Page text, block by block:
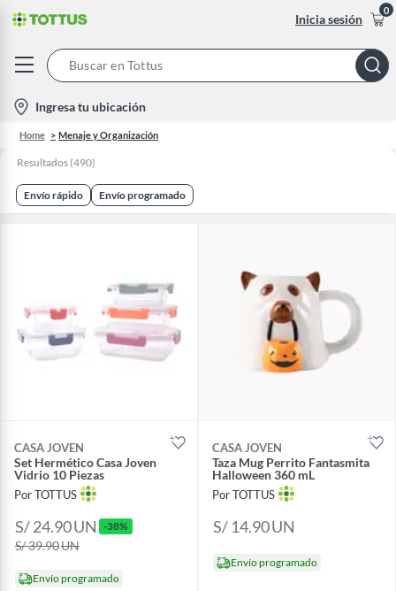
Inicia sesión
0
Bar
location-
icon
Ingresa tu ubicación
Home Menaje y Organización
Resultados (490)
Envío rápido Envío programado
CASA JOVEN
Set Hermético Casa Joven
Vidrio 10 Piezas
Por TOTTUS
S/ 24.90UN -38%
S/ 39.90UN
Envío programado
CASA JOVEN
Taza Mug Perrito Fantasmita
Halloween 360 mL
Por TOTTUS
S/ 14.90UN
Envío programado